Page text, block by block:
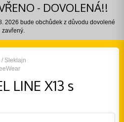
- DOVOLENÁ!!
2026 bude obchůdek z důvodu dovolené
zavřený.
Sleklajn
LINE X13 s